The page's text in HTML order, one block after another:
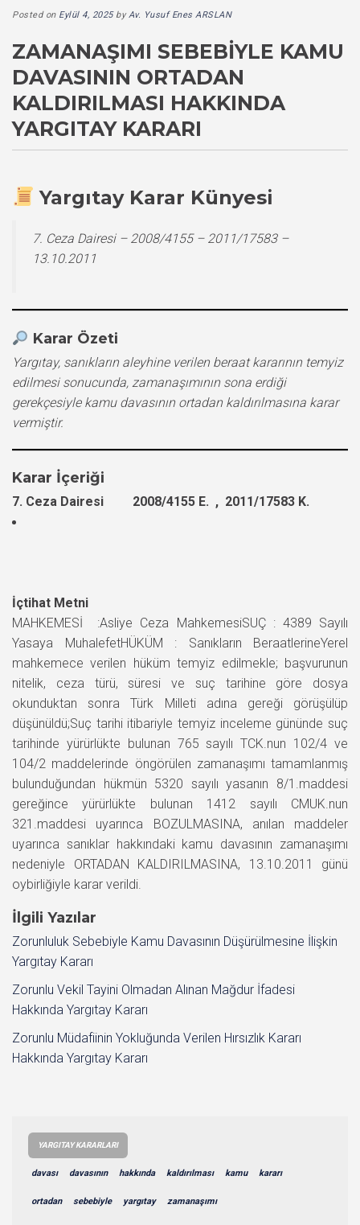
Posted on Eylül 4, 2025byAv. Yusuf Enes ARSLAN
ZAMANAŞIMI SEBEBIYLE KAMU
DAVASININ ORTADAN
KALDIRILMASI HAKKINDA
YARGITAY KARARI
Yargıtay Karar Künyesi
7. Ceza Dairesi – 2008/4155 – 2011/17583 –
13.10.2011
Karar Özeti
Yargıtay, sanıkların aleyhine verilen beraat kararının temyiz
edilmesi sonucunda, zamanaşımının sona erdiği
gerekçesiyle kamu davasının ortadan kaldırılmasına karar
vermiştir.
Karar İçeriği
7. Ceza Dairesi 2008/4155 E. , 2011/17583 K.
İçtihat Metni
MAHKEMESİ :Asliye Ceza MahkemesiSUÇ : 4389 Sayılı
Yasaya MuhalefetHÜKÜM : Sanıkların BeraatlerineYerel
mahkemece verilen hüküm temyiz edilmekle; başvurunun
nitelik, ceza türü, süresi ve suç tarihine göre dosya
okunduktan sonra Türk Milleti adına gereği görüşülüp
düşünüldü;Suç tarihi itibariyle temyiz inceleme gününde suç
tarihinde yürürlükte bulunan 765 sayılı TCK.nun 102/4 ve
104/2 maddelerinde öngörülen zamanaşımı tamamlanmış
bulunduğundan hükmün 5320 sayılı yasanın 8/1.maddesi
gereğince yürürlükte bulunan 1412 sayılı CMUK.nun
321.maddesi uyarınca BOZULMASINA, anılan maddeler
uyarınca sanıklar hakkındaki kamu davasının zamanaşımı
nedeniyle ORTADAN KALDIRILMASINA, 13.10.2011 günü
oybirliğiyle karar verildi.
İlgili Yazılar
Zorunluluk Sebebiyle Kamu Davasının Düşürülmesine İlişkin
Yargıtay Kararı
Zorunlu Vekil Tayini Olmadan Alınan Mağdur İfadesi
Hakkında Yargıtay Kararı
Zorunlu Müdafiinin Yokluğunda Verilen Hırsızlık Kararı
Hakkında Yargıtay Kararı
YARGITAY KARARLARI
davası davasının hakkında kaldırılması kamu kararı
ortadan sebebiyle yargıtay zamanaşımı